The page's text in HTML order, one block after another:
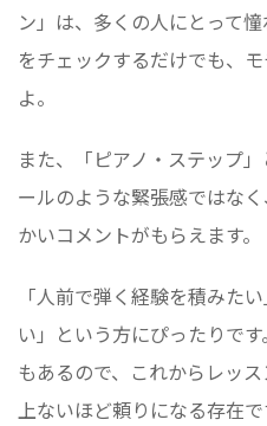
ン」は、多くの人にとって
をチェックするだけでも、
よ。
また、「ピアノ・ステップ
ールのような緊張感ではな
かいコメントがもらえます。
「人前で弾く経験を積みた
い」という方にぴったりで
もあるので、これからレッ
上ないほど頼りになる存在で